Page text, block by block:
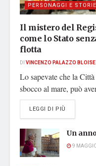
PERSONAGGI E STORIE
Il mistero del
come lo Stato
flotta
DI VINCENZO PALAZZO BLOISE
Lo sapevate che la
sbocco al mare, può
LEGGI DI PIÙ
Un
9